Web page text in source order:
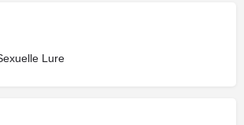
Lure